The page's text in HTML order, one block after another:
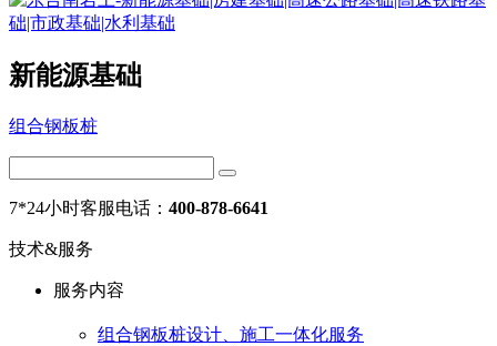
新能源基础
组合钢板桩
7*24小时客服电话： 400-878-6641
技术&服务
服务内容
组合钢板桩设计、施工一体化服务